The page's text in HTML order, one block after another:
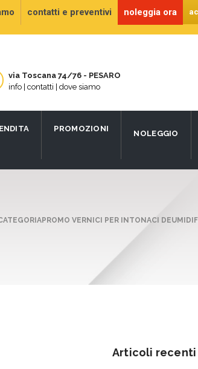
contatti e preventivi noleggia ora
via Toscana 74/76 - PESARO
info | contatti | dove siamo
PROMOZIONI
NOLEGGIO
PROMO VERNICI PER INTONACI
Articoli recenti